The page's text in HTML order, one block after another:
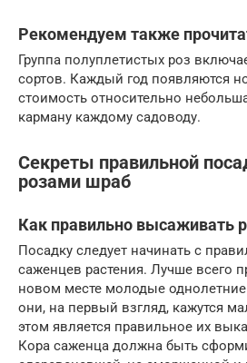
Рекомендуем также
Группа полуплетистых роз
сортов. Каждый год появляются
стоимость относительно
карману каждому садоводу.
Секреты правильной
розами шраб
Как правильно высаживать
Посадку следует начинать с
саженцев растения. Лучше всего
новом месте молодые
они, на первый взгляд, кажутся
этом является правильное их
Кора саженца должна быть